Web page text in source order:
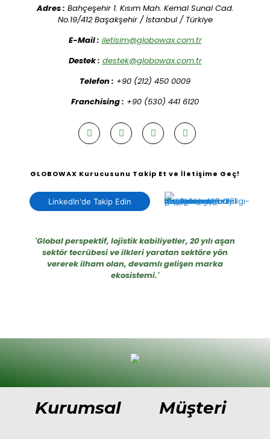
Adres : Bahçeşehir 1. Kısım Mah. Kemal Sunal Cad.
No.19/412 Başakşehir / İstanbul / Türkiye
E-Mail : iletisim@globowax.com.tr
Destek : destek@globowax.com.tr
Telefon : +90 (212) 450 0009
Franchising : +90 (530) 441 6120
GLOBOWAX Kurucusunu Takip Et ve İletişime Geç!
LinkedIn'de Takip Edin
'Global perspektif, lojistik kabiliyetler, 20 yılı aşan
sektör tecrübesi ve ilkleri yaratan sektöre yön
vererek ilham olan, devamlı gelişen marka
ekosistemi.'
Kurumsal Müşteri